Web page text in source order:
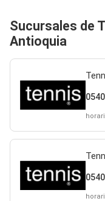
Sucursales de
Antioquia